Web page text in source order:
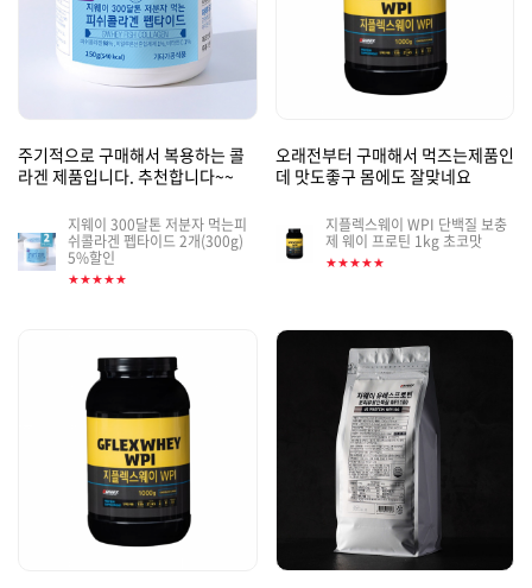
주기적으로 구매해서 복용하는 콜
라겐 제품입니다. 추천합니다~~
게
시
판
지웨이 300달톤 저분자 먹는피
쉬콜라겐 펩타이드 2개(300g)
5%할인
★★★★★
오래전부터 구매해서 먹즈는제품인
데 맛도좋구 몸에도 잘맞네요
게
시
네
지플렉스웨이 WPI 단백질 보충
제 웨이 프로틴 1kg 초코맛
★★★★★